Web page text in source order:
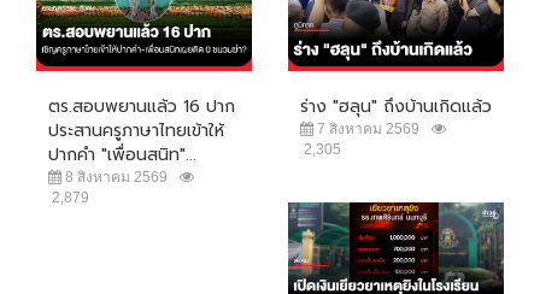
ตร.สอบพยานแล้ว 16 ปาก
ประสานครูภาษาไทยเข้าให้
ปากคำ "เพื่อนสนิท"...
8 สิงหาคม 2569
2,879
ร่าง "ฮลุน" ถึงบ้านเกิดแล้ว
7 สิงหาคม 2569
2,305